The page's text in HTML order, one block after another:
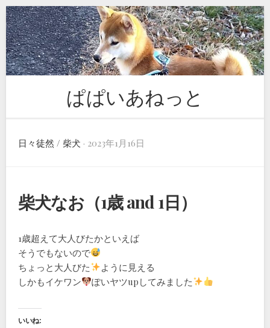
Skip
to
content
ぱぱいあねっと
日々徒然 / 柴犬 · 2023年1月16日
柴犬なお（1歳 and 1日）
1歳超えて大人びたかといえば
そうでもないので
ちょっと大人びた
ように見える
しかもイケワン
ぽいヤツupしてみました
いいね: